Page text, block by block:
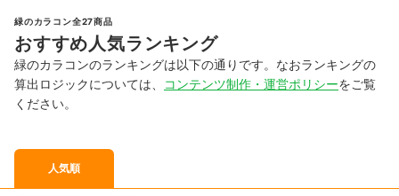
緑のカラコン全27商品
おすすめ人気ランキング
緑のカラコンのランキングは以下の通りです。なおランキングの
算出ロジックについては、
コンテンツ制作・運営ポリシーをご覧
ください。
人気順